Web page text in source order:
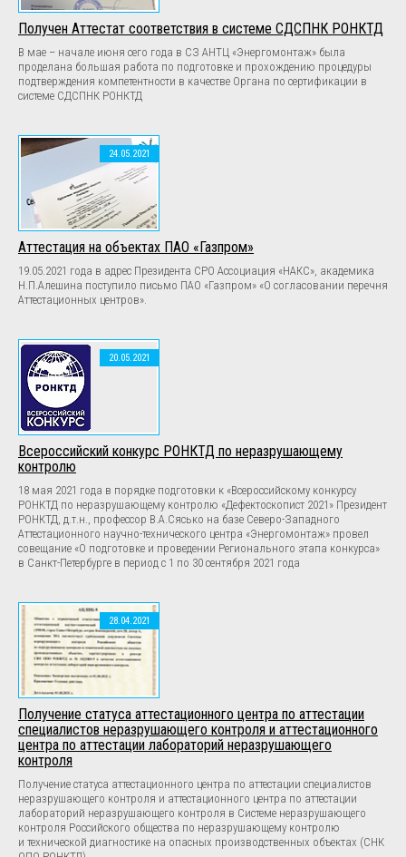
Получен Аттестат соответствия в системе СДСПНК РОНКТД
В мае – начале июня сего года в СЗ АНТЦ «Энергомонтаж» была
проделана большая работа по подготовке и прохождению процедуры
подтверждения компетентности в качестве Органа по сертификации в
системе СДСПНК РОНКТД
24.05.2021
Аттестация на объектах ПАО «Газпром»
19.05.2021 года в адрес Президента СРО Ассоциация «НАКС», академика
Н.П.Алешина поступило письмо ПАО «Газпром» «О согласовании перечня
Аттестационных центров».
20.05.2021
Всероссийский конкурс РОНКТД по неразрушающему
контролю
18 мая 2021 года в порядке подготовки к «Всероссийскому конкурсу
РОНКТД по неразрушающему контролю «Дефектоскопист 2021» Президент
РОНКТД, д.т.н., профессор В.А.Сясько на базе Северо-Западного
Аттестационного научно-технического центра «Энергомонтаж» провел
совещание «О подготовке и проведении Регионального этапа конкурса»
в Санкт-Петербурге в период с 1 по 30 сентября 2021 года
28.04.2021
Получение статуса аттестационного центра по аттестации
специалистов неразрушающего контроля и аттестационного
центра по аттестации лабораторий неразрушающего
контроля
Получение статуса аттестационного центра по аттестации специалистов
неразрушающего контроля и аттестационного центра по аттестации
лабораторий неразрушающего контроля в Системе неразрушающего
контроля Российского общества по неразрушающему контролю
и технической диагностике на опасных производственных объектах (СНК